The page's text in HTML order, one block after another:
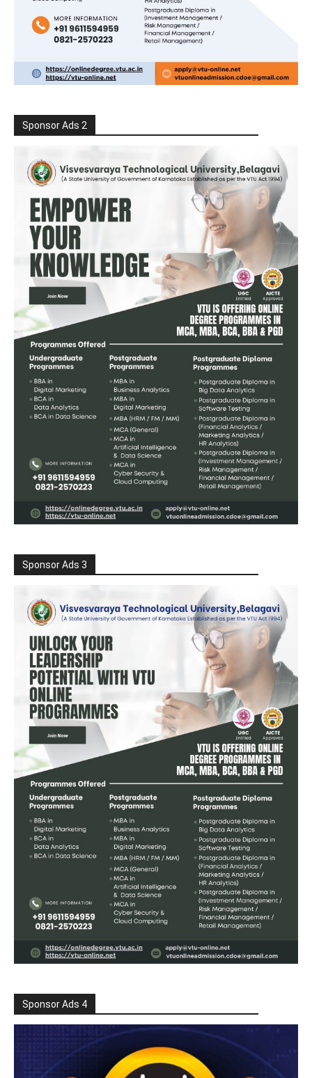
Sponsor Ads 2
Sponsor Ads 3
Sponsor Ads 4